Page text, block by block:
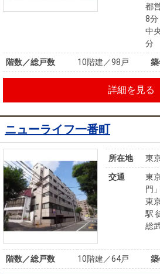
都
8分
中
分
階数／総戸数
10階建／98戸
詳細を見る
ニューライフ一番町
所在地
東
交通
東
門
東
駅
総
階数／総戸数 10階建／64戸